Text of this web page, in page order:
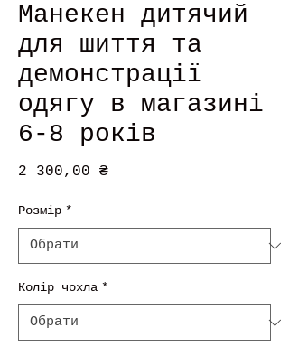
Манекен дитячий
для шиття та
демонстрації
одягу в магазині
6-8 років
2 300,00 ₴Ціна
Розмір *
Колір чохла *